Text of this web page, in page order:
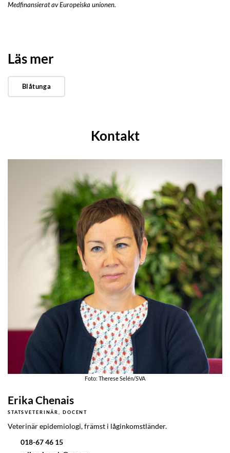
Medfinansierat av Europeiska unionen.
Läs mer
Blåtunga
Kontakt
Foto: Therese Selén/SVA
Erika Chenais
STATSVETERINÄR, DOCENT
Veterinär epidemiologi, främst i låginkomstländer.
018-67 46 15